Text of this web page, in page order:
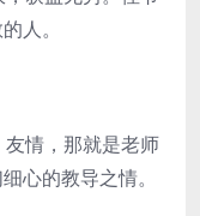
人。
情，那就是老师
心的教导之情。